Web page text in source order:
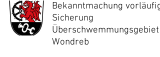
Bekanntmachung
Sicherung
Überschwemmungsgebiet
Wondreb